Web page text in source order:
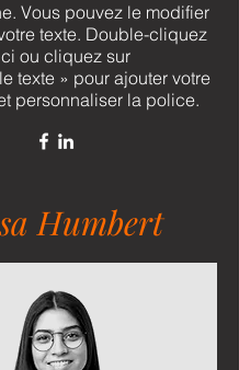
Vous pouvez le modifier
texte. Double-cliquez
ou cliquez sur
texte » pour ajouter votre
personnaliser la police.
Humbert